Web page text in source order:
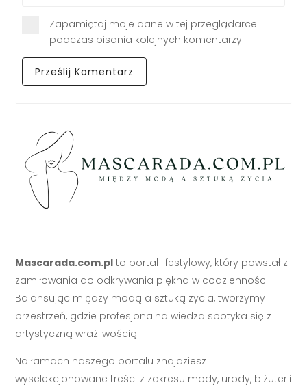
Zapamiętaj moje dane w tej przeglądarce
podczas pisania kolejnych komentarzy.
Mascarada.com.pl to portal lifestylowy, który powstał z
zamiłowania do odkrywania piękna w codzienności.
Balansując między modą a sztuką życia, tworzymy
przestrzeń, gdzie profesjonalna wiedza spotyka się z
artystyczną wrażliwością.
Na łamach naszego portalu znajdziesz
wyselekcjonowane treści z zakresu mody, urody, biżuterii